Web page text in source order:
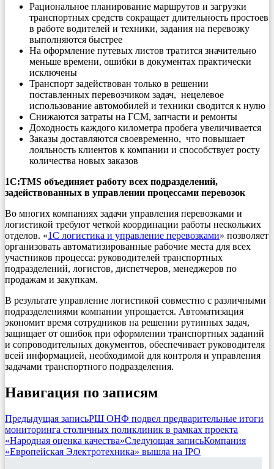
Рациональное планирование маршрутов и загрузки
транспортных средств сокращает длительность простоев
в работе водителей и техники, задания на перевозку
выполняются быстрее
На оформление путевых листов тратится значительно
меньше времени, ошибки в документах практически
исключены
Транспорт задействован только в решении
поставленных перевозчиком задач, нецелевое
использование автомобилей и техники сводится к нулю
Снижаются затраты на ГСМ, запчасти и ремонты
Доходность каждого километра пробега увеличивается
Заказы доставляются своевременно, что повышает
лояльность клиентов к компании и способствует росту
количества новых заказов
1С:TMS объединяет работу всех подразделений,
задействованных в управлении процессами перевозок
Во многих компаниях задачи управления перевозками и
логистикой требуют четкой координации работы нескольких
отделов. «1С логистика и управление перевозками» позволяет
организовать автоматизированные рабочие места для всех
участников процесса: руководителей транспортных
подразделений, логистов, диспетчеров, менеджеров по
продажам и закупкам.
В результате управление логистикой совместно с различными
подразделениями компании упрощается. Автоматизация
экономит время сотрудников на решении рутинных задач,
защищает от ошибок при оформлении транспортных заданий
и сопроводительных документов, обеспечивает руководителя
всей информацией, необходимой для контроля и управления
задачами транспортного подразделения.
Навигация по записям
Предыдущая записьРШ ОНФ подвел предварительные итоги
мониторинга столичных поликлиник в рамках проекта
«Народная оценка качества»Следующая записьКомпания
«Европейская Электротехника» вышла на IPO